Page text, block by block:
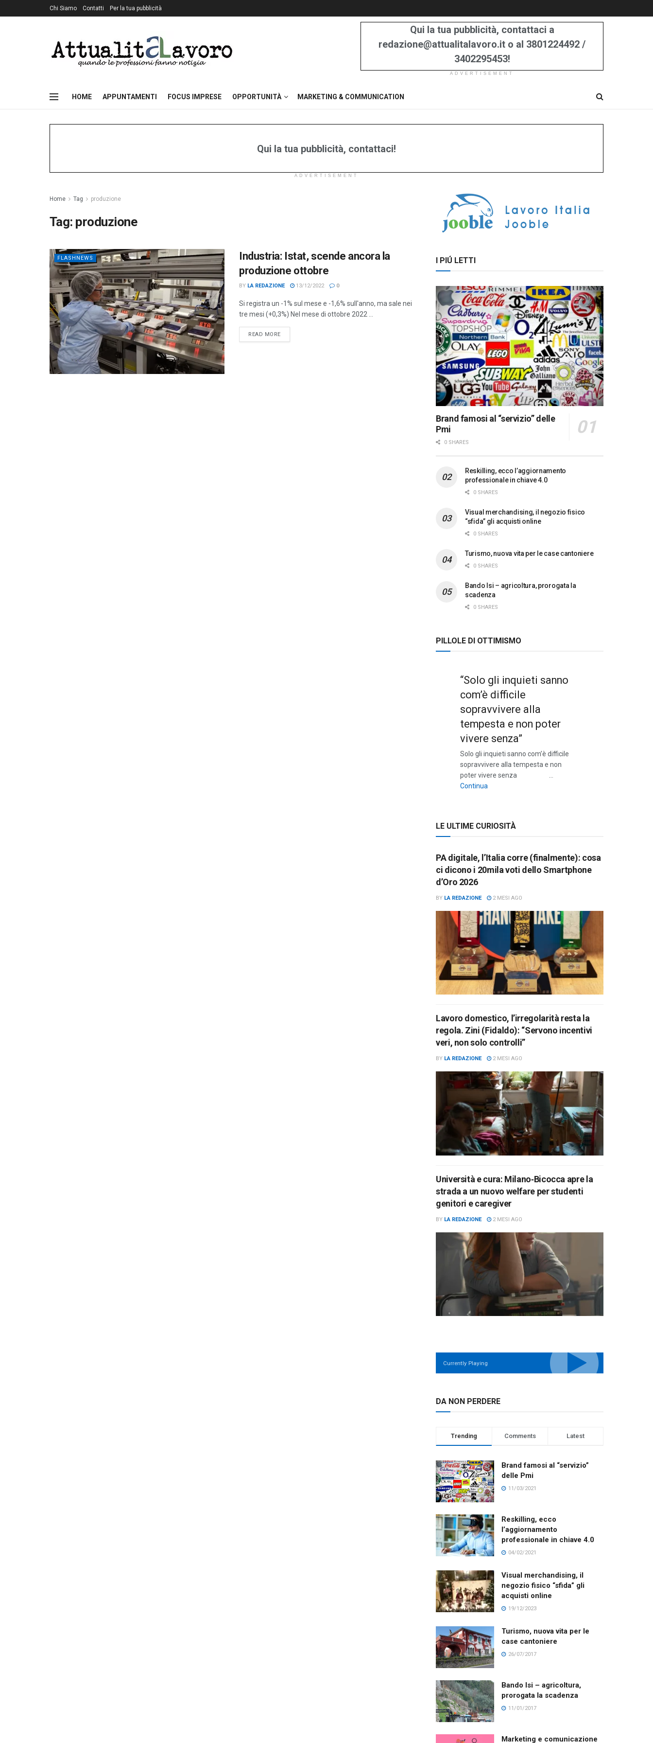
Chi Siamo Contatti Per la tua pubblicità
Qui la tua pubblicità, contattaci a
redazione@attualitalavoro.it o al 3801224492 /
3402295453!
ADVERTISEMENT
HOME APPUNTAMENTI FOCUS IMPRESE OPPORTUNITÀ MARKETING & COMMUNICATION
Qui la tua pubblicità, contattaci!
ADVERTISEMENT
Home Tag produzione
Tag: produzione
FLASHNEWS
Industria: Istat, scende ancora la
produzione ottobre
BY LA REDAZIONE 13/12/2022 0
Si registra un -1% sul mese e -1,6% sull'anno, ma sale nei
tre mesi (+0,3%) Nel mese di ottobre 2022 ...
READ MOREDETAILS
I PIÚ LETTI
Brand famosi al “servizio” delle
Pmi
0 SHARES
Reskilling, ecco l’aggiornamento
professionale in chiave 4.0
0 SHARES
Visual merchandising, il negozio fisico
“sfida” gli acquisti online
0 SHARES
Turismo, nuova vita per le case cantoniere
0 SHARES
Bando Isi – agricoltura, prorogata la
scadenza
0 SHARES
PILLOLE DI OTTIMISMO
“Solo gli inquieti sanno
com’è difficile
sopravvivere alla
tempesta e non poter
vivere senza”
Solo gli inquieti sanno com’è difficile
sopravvivere alla tempesta e non
poter vivere senza …
Continua
LE ULTIME CURIOSITÀ
PA digitale, l’Italia corre (finalmente): cosa
ci dicono i 20mila voti dello Smartphone
d’Oro 2026
BY LA REDAZIONE 2 MESI AGO
Lavoro domestico, l’irregolarità resta la
regola. Zini (Fidaldo): “Servono incentivi
veri, non solo controlli”
BY LA REDAZIONE 2 MESI AGO
Università e cura: Milano‑Bicocca apre la
strada a un nuovo welfare per studenti
genitori e caregiver
BY LA REDAZIONE 2 MESI AGO
Currently Playing
DA NON PERDERE
Trending Comments Latest
Brand famosi al “servizio”
delle Pmi
11/03/2021
Reskilling, ecco
l’aggiornamento
professionale in chiave 4.0
04/02/2021
Visual merchandising, il
negozio fisico “sfida” gli
acquisti online
19/12/2023
Turismo, nuova vita per le
case cantoniere
26/07/2017
Bando Isi – agricoltura,
prorogata la scadenza
11/01/2017
Marketing e comunicazione